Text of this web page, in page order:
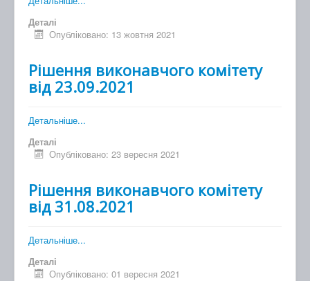
Деталі
Опубліковано: 13 жовтня 2021
Рішення виконавчого комітету
від 23.09.2021
Детальніше...
Деталі
Опубліковано: 23 вересня 2021
Рішення виконавчого комітету
від 31.08.2021
Детальніше...
Деталі
Опубліковано: 01 вересня 2021